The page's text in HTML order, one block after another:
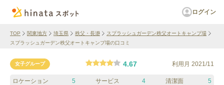
ログイン
TOP 関東地方 埼玉県 秩父・長瀞
スプラッシュガーデン秩父オートキャンプ場
スプラッシュガーデン秩父オートキャンプ場の口コミ
女子グループ 4.67 利用月 2021/11
ロケーション 5 サービス 4 清潔面
5